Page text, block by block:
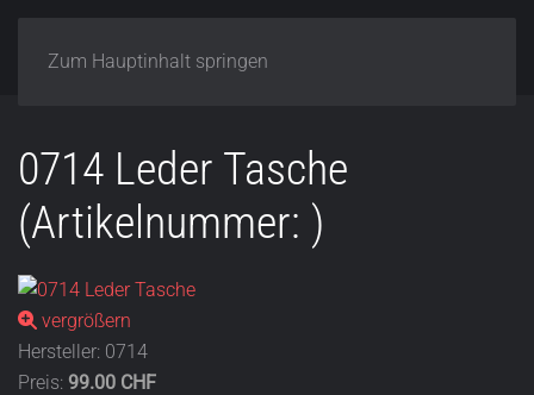
Zum Hauptinhalt springen
0714 Leder Tasche
(Artikelnummer: )
vergrößern
Hersteller: 0714
Preis: 99.00 CHF